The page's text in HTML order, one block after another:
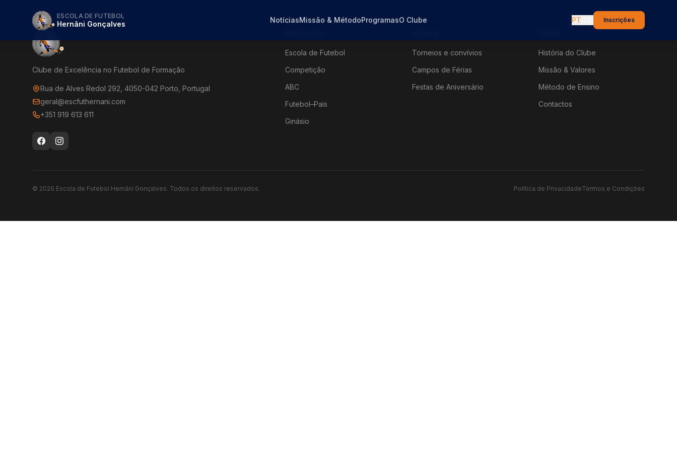
ESCOLA DE FUTEBOL
Hernâni Gonçalves NotíciasMissão & MétodoProgramasO Clube PT Inscrições
Clube de Excelência no Futebol de Formação
Rua de Alves Redol 292, 4050-042 Porto, Portugal
geral@escfuthernani.com
+351 919 613 611
Escola de Futebol
Competição
ABC
Futebol–Pais
Ginásio
Torneios e convívios
Campos de Férias
Festas de Aniversário
História do Clube
Missão & Valores
Método de Ensino
Contactos
© 2026 Escola de Futebol Hernâni Gonçalves. Todos os direitos reservados. Política de PrivacidadeTermos e Condições